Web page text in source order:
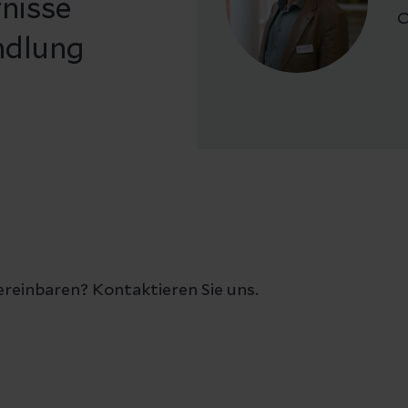
Kontaktieren Sie uns.